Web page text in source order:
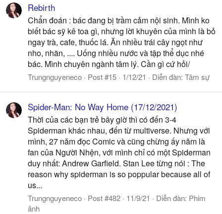
Rebirth
Chẩn đoán : bác đang bị trầm cảm nội sinh. Mình ko
biết bác sỹ kê toa gì, nhưng lời khuyên của mình là bỏ
ngay trà, cafe, thuốc lá. Ăn nhiều trái cây ngọt như
nho, nhãn, .... Uống nhiều nước và tập thể dục nhé
bác. Mình chuyên ngành tâm lý. Cần gì cứ hỏi/
Trungnguyeneco Post #15 1/12/21 Diễn đàn: Tâm sự
Spider-Man: No Way Home (17/12/2021)
Thời của các bạn trẻ bây giờ thì có đến 3-4
Spiderman khác nhau, đến từ multiverse. Nhưng với
mình, 27 năm đọc Comic và cũng chừng ấy năm là
fan của Người Nhện, với mình chỉ có một Spiderman
duy nhất: Andrew Garfield. Stan Lee từng nói : The
reason why spiderman is so poppular because all of
us...
Trungnguyeneco Post #482 11/9/21 Diễn đàn: Phim
ảnh